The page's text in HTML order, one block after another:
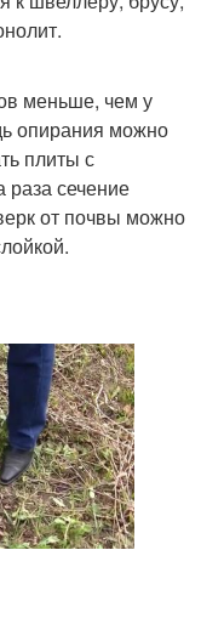
меньше, чем у
опирания можно
плиты с
сечение
от почвы можно